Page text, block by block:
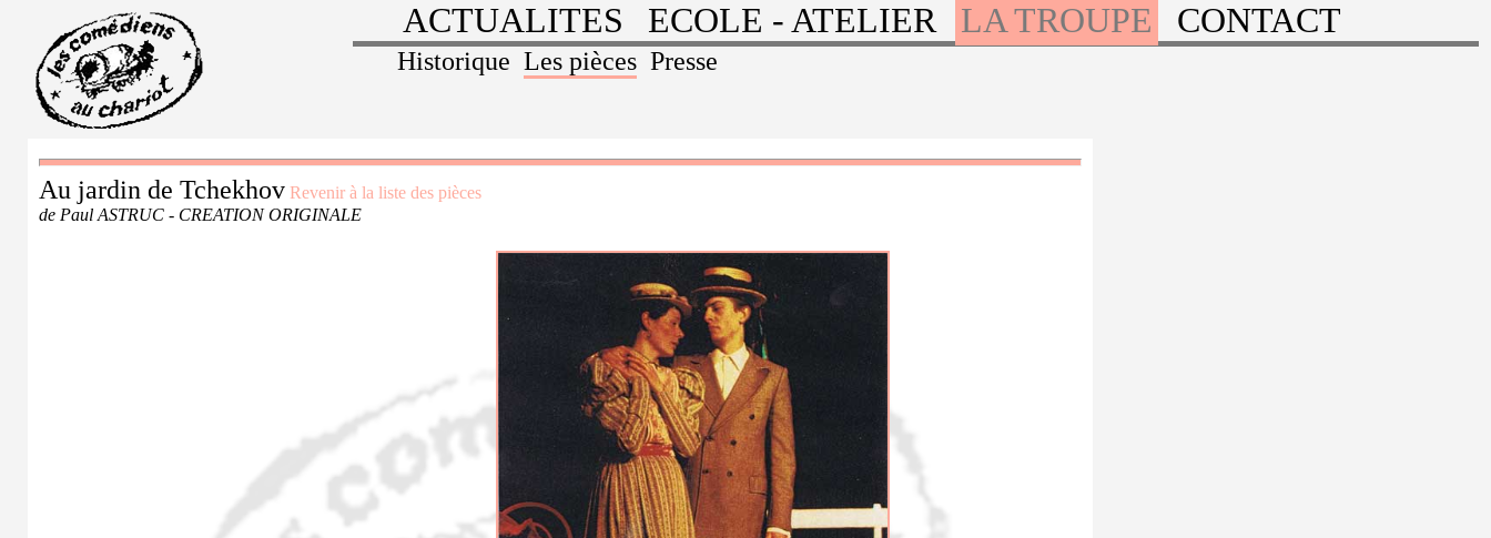
ACTUALITES ECOLE - ATELIER LA TROUPE CONTACT
Historique Les pièces Presse
Au jardin de Tchekhov Revenir à la liste des pièces
de Paul ASTRUC - CREATION ORIGINALE